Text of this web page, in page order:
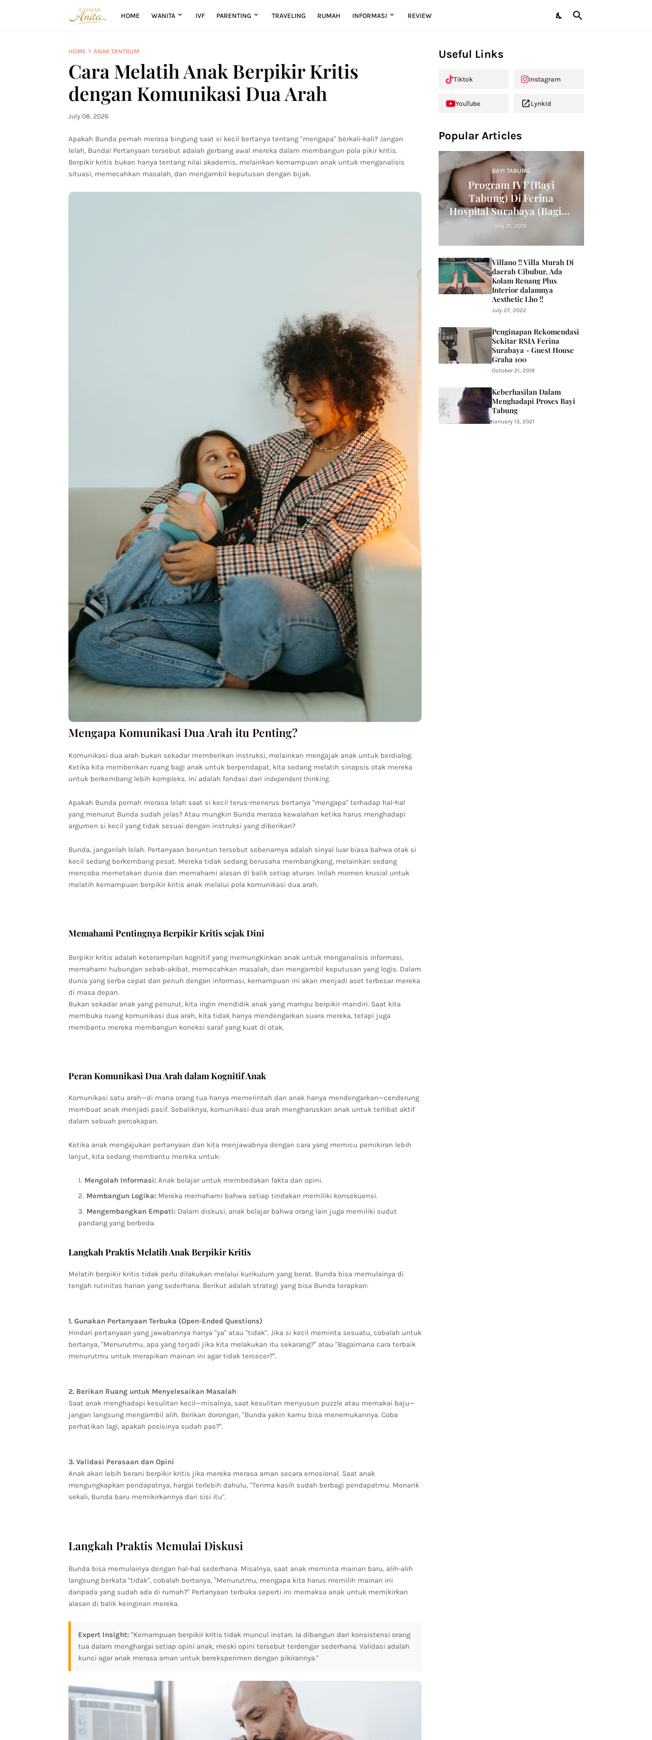
HOME WANITA IVF PARENTING TRAVELING RUMAH INFORMASI REVIEW
HOME ANAK TANTRUM
Cara Melatih Anak Berpikir Kritis
dengan Komunikasi Dua Arah
July 08, 2026
Apakah Bunda pernah merasa bingung saat si kecil bertanya tentang "mengapa" berkali-kali? Jangan
lelah, Bunda! Pertanyaan tersebut adalah gerbang awal mereka dalam membangun pola pikir kritis.
Berpikir kritis bukan hanya tentang nilai akademis, melainkan kemampuan anak untuk menganalisis
situasi, memecahkan masalah, dan mengambil keputusan dengan bijak.
Mengapa Komunikasi Dua Arah itu Penting?
Komunikasi dua arah bukan sekadar memberikan instruksi, melainkan mengajak anak untuk berdialog.
Ketika kita memberikan ruang bagi anak untuk berpendapat, kita sedang melatih sinapsis otak mereka
untuk berkembang lebih kompleks. Ini adalah fondasi dari independent thinking.
Apakah Bunda pernah merasa lelah saat si kecil terus-menerus bertanya "mengapa" terhadap hal-hal
yang menurut Bunda sudah jelas? Atau mungkin Bunda merasa kewalahan ketika harus menghadapi
argumen si kecil yang tidak sesuai dengan instruksi yang diberikan?
Bunda, janganlah lelah. Pertanyaan beruntun tersebut sebenarnya adalah sinyal luar biasa bahwa otak si
kecil sedang berkembang pesat. Mereka tidak sedang berusaha membangkang, melainkan sedang
mencoba memetakan dunia dan memahami alasan di balik setiap aturan. Inilah momen krusial untuk
melatih kemampuan berpikir kritis anak melalui pola komunikasi dua arah.
Memahami Pentingnya Berpikir Kritis sejak Dini
Berpikir kritis adalah keterampilan kognitif yang memungkinkan anak untuk menganalisis informasi,
memahami hubungan sebab-akibat, memecahkan masalah, dan mengambil keputusan yang logis. Dalam
dunia yang serba cepat dan penuh dengan informasi, kemampuan ini akan menjadi aset terbesar mereka
di masa depan.
Bukan sekadar anak yang penurut, kita ingin mendidik anak yang mampu berpikir mandiri. Saat kita
membuka ruang komunikasi dua arah, kita tidak hanya mendengarkan suara mereka, tetapi juga
membantu mereka membangun koneksi saraf yang kuat di otak.
Peran Komunikasi Dua Arah dalam Kognitif Anak
Komunikasi satu arah—di mana orang tua hanya memerintah dan anak hanya mendengarkan—cenderung
membuat anak menjadi pasif. Sebaliknya, komunikasi dua arah mengharuskan anak untuk terlibat aktif
dalam sebuah percakapan.
Ketika anak mengajukan pertanyaan dan kita menjawabnya dengan cara yang memicu pemikiran lebih
lanjut, kita sedang membantu mereka untuk:
Mengolah Informasi: Anak belajar untuk membedakan fakta dan opini.
Membangun Logika: Mereka memahami bahwa setiap tindakan memiliki konsekuensi.
Mengembangkan Empati: Dalam diskusi, anak belajar bahwa orang lain juga memiliki sudut
pandang yang berbeda.
Langkah Praktis Melatih Anak Berpikir Kritis
Melatih berpikir kritis tidak perlu dilakukan melalui kurikulum yang berat. Bunda bisa memulainya di
tengah rutinitas harian yang sederhana. Berikut adalah strategi yang bisa Bunda terapkan:
1. Gunakan Pertanyaan Terbuka (Open-Ended Questions)
Hindari pertanyaan yang jawabannya hanya "ya" atau "tidak". Jika si kecil meminta sesuatu, cobalah untuk
bertanya, "Menurutmu, apa yang terjadi jika kita melakukan itu sekarang?" atau "Bagaimana cara terbaik
menurutmu untuk merapikan mainan ini agar tidak tercecer?".
2. Berikan Ruang untuk Menyelesaikan Masalah
Saat anak menghadapi kesulitan kecil—misalnya, saat kesulitan menyusun puzzle atau memakai baju—
jangan langsung mengambil alih. Berikan dorongan, "Bunda yakin kamu bisa menemukannya. Coba
perhatikan lagi, apakah posisinya sudah pas?".
3. Validasi Perasaan dan Opini
Anak akan lebih berani berpikir kritis jika mereka merasa aman secara emosional. Saat anak
mengungkapkan pendapatnya, hargai terlebih dahulu, "Terima kasih sudah berbagi pendapatmu. Menarik
sekali, Bunda baru memikirkannya dari sisi itu".
Langkah Praktis Memulai Diskusi
Bunda bisa memulainya dengan hal-hal sederhana. Misalnya, saat anak meminta mainan baru, alih-alih
langsung berkata "tidak", cobalah bertanya, "Menurutmu, mengapa kita harus memilih mainan ini
daripada yang sudah ada di rumah?" Pertanyaan terbuka seperti ini memaksa anak untuk memikirkan
alasan di balik keinginan mereka.
Expert Insight: "Kemampuan berpikir kritis tidak muncul instan. Ia dibangun dari konsistensi orang
tua dalam menghargai setiap opini anak, meski opini tersebut terdengar sederhana. Validasi adalah
kunci agar anak merasa aman untuk bereksperimen dengan pikirannya."
Useful Links
Tiktok Instagram
YouTube LynkId
Popular Articles
BAYI TABUNG
Program IVF (Bayi
Tabung) Di Ferina
Hospital Surabaya (Bagian
1)
July 31, 2019
Villano !! Villa Murah Di
daerah Cibubur, Ada
Kolam Renang Plus
Interior dalamnya
Aesthetic Lho !!
July 27, 2022
Penginapan Rekomendasi
Sekitar RSIA Ferina
Surabaya - Guest House
Graha 100
October 21, 2019
Keberhasilan Dalam
Menghadapi Proses Bayi
Tabung
January 13, 2021